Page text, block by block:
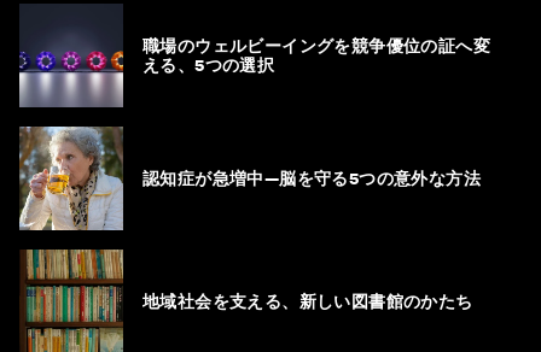
職場のウェルビーイングを競争優位の証へ変
える、5つの選択
認知症が急増中―脳を守る5つの意外な方法
地域社会を支える、新しい図書館のかたち